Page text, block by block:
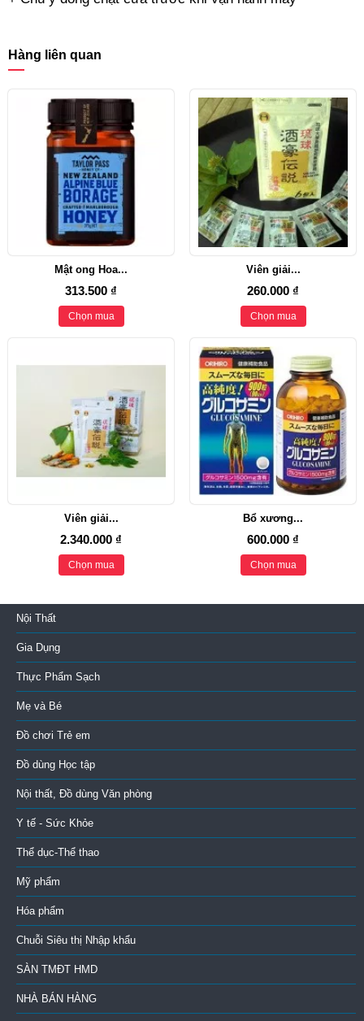
Hàng liên quan
Mật ong Hoa...
313.500 ₫
Chọn mua
Viên giải...
260.000 ₫
Chọn mua
Viên giải...
2.340.000 ₫
Chọn mua
Bổ xương...
600.000 ₫
Chọn mua
Nội Thất
Gia Dụng
Thực Phẩm Sạch
Mẹ và Bé
Đồ chơi Trẻ em
Đồ dùng Học tập
Nội thất, Đồ dùng Văn phòng
Y tế - Sức Khỏe
Thể dục-Thể thao
Mỹ phẩm
Hóa phẩm
Chuỗi Siêu thị Nhập khẩu
SÀN TMĐT HMD
NHÀ BÁN HÀNG